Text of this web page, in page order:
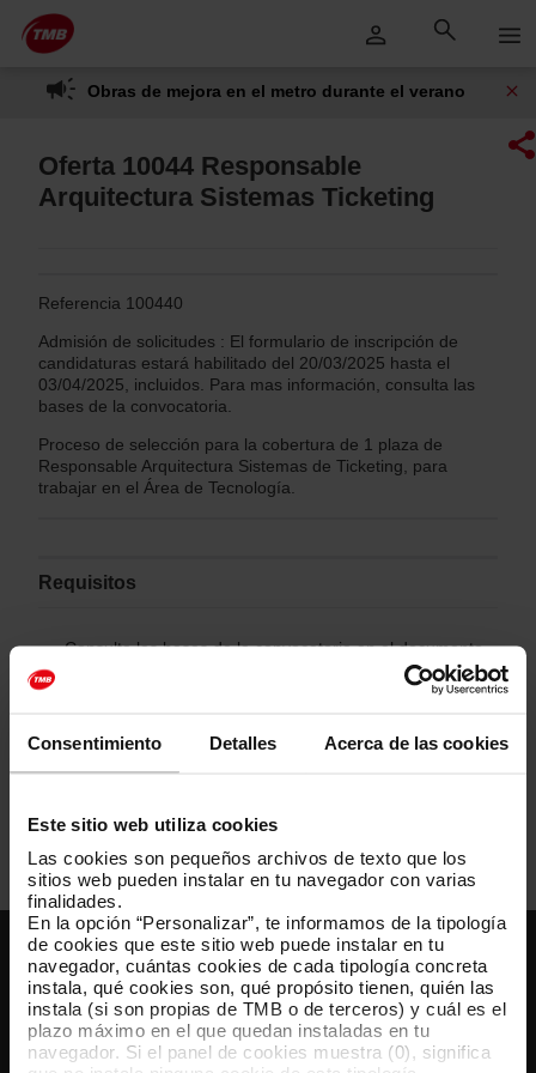
Consentimiento Detalles Acerca de las cookies
Este sitio web utiliza cookies
Las cookies son pequeños archivos de texto que los
sitios web pueden instalar en tu navegador con varias
finalidades.
En la opción “Personalizar”, te informamos de la tipología
de cookies que este sitio web puede instalar en tu
navegador, cuántas cookies de cada tipología concreta
instala, qué cookies son, qué propósito tienen, quién las
instala (si son propias de TMB o de terceros) y cuál es el
plazo máximo en el que quedan instaladas en tu
navegador. Si el panel de cookies muestra (0), significa
Saltar al contenido principal
Saltar
al
contenido
Obras de mejora en el metro durante el verano
Oferta 10044 Responsable
Arquitectura Sistemas Ticketing
Referencia 100440
Admisión de solicitudes : El formulario de inscripción de
candidaturas estará habilitado del 20/03/2025 hasta el
03/04/2025, incluidos. Para mas información, consulta las
bases de la convocatoria.
Proceso de selección para la cobertura de 1 plaza de
Responsable Arquitectura Sistemas de Ticketing, para
trabajar en el Área de Tecnología.
Requisitos
Consulta las bases de la convocatoria en el documento
Atención al cliente
Resuelve tus dudas